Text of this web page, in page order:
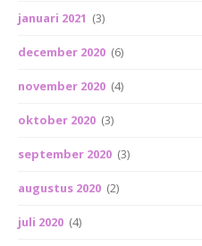
januari 2021 (3)
december 2020 (6)
november 2020 (4)
oktober 2020 (3)
september 2020 (3)
augustus 2020 (2)
juli 2020 (4)